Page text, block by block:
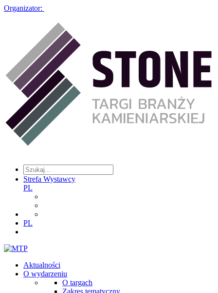
Organizator:
Strefa Wystawcy
PL
PL
Aktualności
O wydarzeniu
O targach
Zakres tematyczny